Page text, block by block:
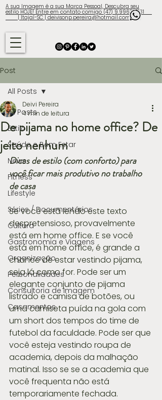
A sua Imagem é a sua Marca Pessoal, Descubra seu
estilo HOJE! Entre em contato comigo (47) 9.9960-3131
| Itajaí-SC | deivisonp.pereira@hotmail.com
Post
All Posts
Estilo
Saúde e Bem Estar
News
Fitness
Lifestyle
Séries / Documentários
Cultura
Gastronomia e Viagens
Organização
Personalidades
Consultoria de Imagem
Casamentos
All Posts
De pijama no home office? De
jeito nenhum
Deivi Pereira
4 min de leitura
Dicas de estilo (com conforto) para
você ficar mais produtivo no trabalho
de casa
Se você está lendo este texto
despretensioso, provavelmente
está em home office. E se você
está em home office, é grande a
chance de estar vestindo pijama,
seja lá como for. Pode ser um
elegante conjunto de pijama
listrado e camisa de botões, ou
uma camiseta puída na gola com
um short dos tempos do time de
futebol da faculdade. Pode ser que
você esteja vestindo roupa de
academia, depois da malhação
matinal. Isso se se a academia que
você frequenta não está
temporariamente fechada.